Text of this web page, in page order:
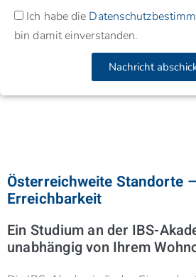
Ich habe die
bin damit einverstanden.
Nachricht
Österreichweite Standorte
Erreichbarkeit
Ein Studium an der IBS-
unabhängig von Ihrem